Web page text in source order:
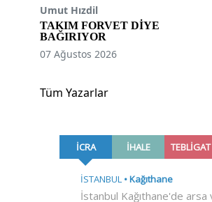
Umut Hızdil
TAKIM FORVET DİYE
BAĞIRIYOR
07 Ağustos 2026
Tüm Yazarlar